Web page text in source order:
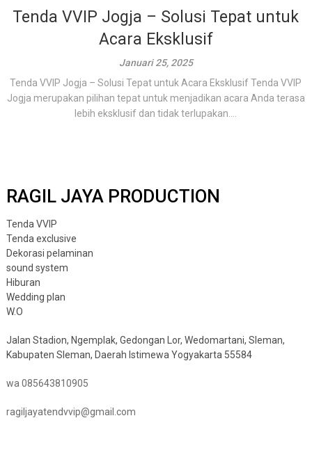
Tenda VVIP Jogja – Solusi Tepat untuk
Acara Eksklusif
Januari 25, 2025
Tenda VVIP Jogja – Solusi Tepat untuk Acara Eksklusif Tenda VVIP
Jogja merupakan pilihan tepat untuk menjadikan acara Anda terasa
lebih eksklusif dan tidak terlupakan....
RAGIL JAYA PRODUCTION
Tenda VVIP
Tenda exclusive
Dekorasi pelaminan
sound system
Hiburan
Wedding plan
W.O
Jalan Stadion, Ngemplak, Gedongan Lor, Wedomartani, Sleman,
Kabupaten Sleman, Daerah Istimewa Yogyakarta 55584
wa 085643810905
ragiljayatendvvip@gmail.com